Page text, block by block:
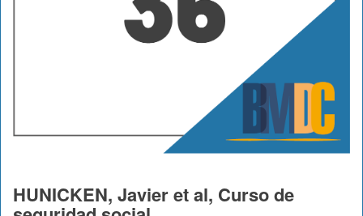
HUNICKEN, Javier et al, Curso de